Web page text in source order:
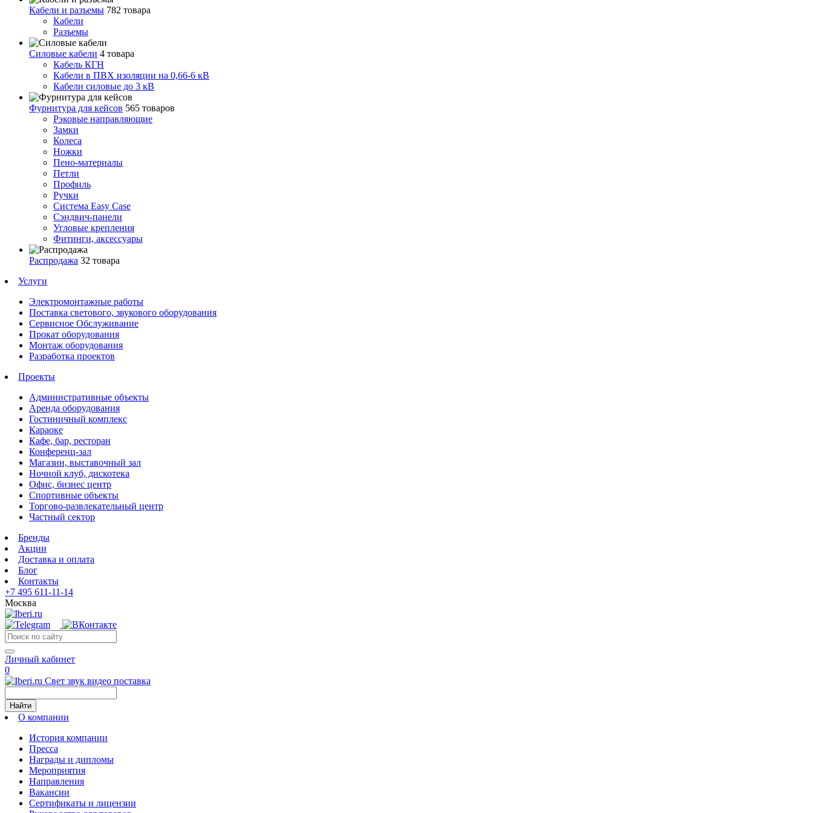
Кабели и разъемы 782 товара
Кабели
Разъемы
Силовые кабели 4 товара
Кабель КГН
Кабели в ПВХ изоляции на 0,66-6 кВ
Кабели силовые до 3 кВ
Фурнитура для кейсов 565 товаров
Рэковые направляющие
Замки
Колеса
Ножки
Пено-материалы
Петли
Профиль
Ручки
Система Easy Case
Сэндвич-панели
Угловые крепления
Фитинги, аксессуары
Распродажа 32 товара
Услуги
Электромонтажные работы
Поставка светового, звукового оборудования
Сервисное Обслуживание
Прокат оборудования
Монтаж оборудования
Разработка проектов
Проекты
Административные объекты
Аренда оборудования
Гостиничный комплекс
Караоке
Кафе, бар, ресторан
Конференц-зал
Магазин, выставочный зал
Ночной клуб, дискотека
Офис, бизнес центр
Спортивные объекты
Торгово-развлекательный центр
Частный сектор
Бренды
Акции
Доставка и оплата
Блог
Контакты
+7 495 611-11-14
Москва
Личный кабинет
0
Свет звук видео поставка
Найти
О компании
История компании
Пресса
Награды и дипломы
Мероприятия
Направления
Вакансии
Сертификаты и лицензии